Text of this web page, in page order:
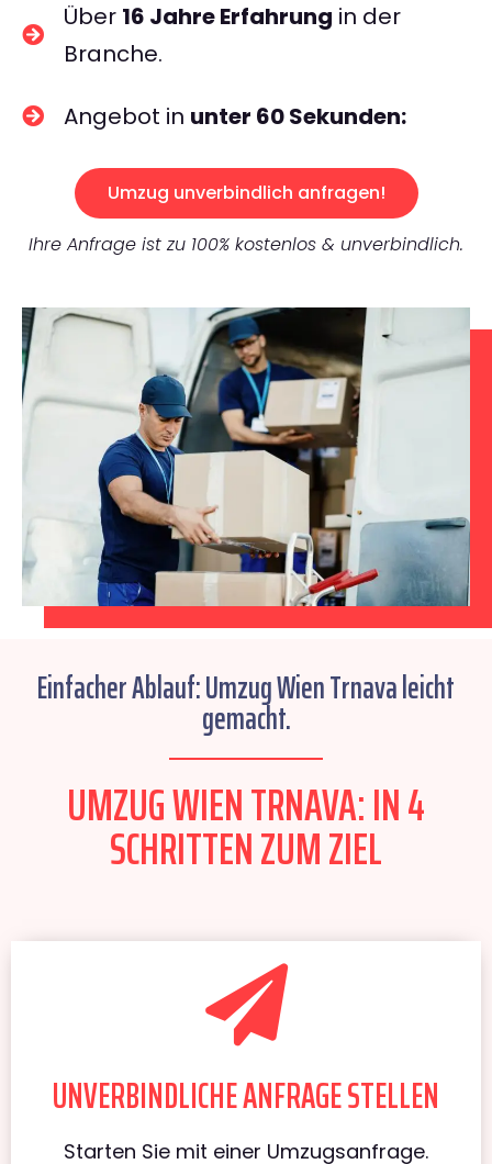
Über 16 Jahre Erfahrung in der
Branche.
Angebot in unter 60 Sekunden:
Umzug unverbindlich anfragen!
Ihre Anfrage ist zu 100% kostenlos & unverbindlich.
Einfacher Ablauf: Umzug Wien Trnava leicht
gemacht.
UMZUG WIEN TRNAVA: IN 4
SCHRITTEN ZUM ZIEL
UNVERBINDLICHE ANFRAGE STELLEN
Starten Sie mit einer Umzugsanfrage.